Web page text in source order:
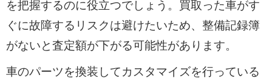
を把握するのに役立つでしょう。買取った車がす
ぐに故障するリスクは避けたいため、整備記録簿
がないと査定額が下がる可能性があります。
車のパーツを換装してカスタマイズを行っている